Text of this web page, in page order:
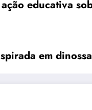
educativa
Iguaba Grande prepara segunda edição do Iguaba Cake Show com